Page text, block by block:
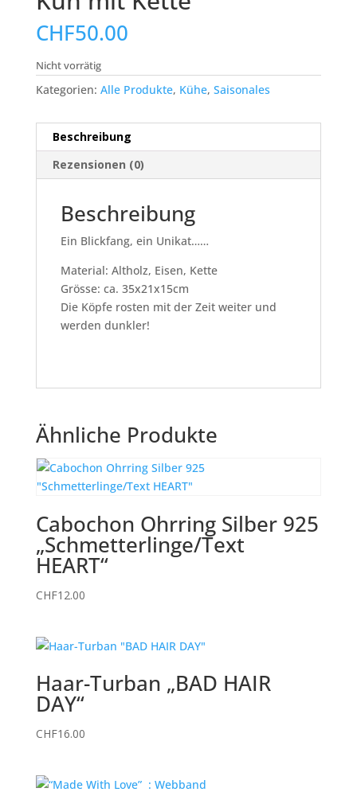
CHF50.00
Nicht vorrätig
Kategorien: Alle Produkte, Kühe, Saisonales
Beschreibung
Rezensionen (0)
Beschreibung
Ein Blickfang, ein Unikat……
Material: Altholz, Eisen, Kette
Grösse: ca. 35x21x15cm
Die Köpfe rosten mit der Zeit weiter und
werden dunkler!
Ähnliche Produkte
Cabochon Ohrring Silber 925
„Schmetterlinge/Text
HEART“
CHF12.00
Haar-Turban „BAD HAIR
DAY“
CHF16.00